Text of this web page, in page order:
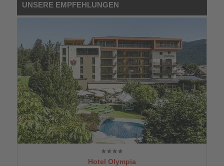
UNSERE EMPFEHLUNGEN
Hotel Olympia